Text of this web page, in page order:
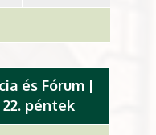
és Fórum |
péntek